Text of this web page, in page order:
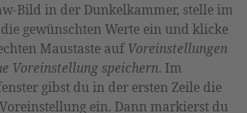
Bild in der Dunkelkammer, stelle im
die gewünschten Werte ein und klicke
Maustaste aufVoreinstellungen
Voreinstellung speichern. Im
gibst du in der ersten Zeile die
ein. Dann markierst du